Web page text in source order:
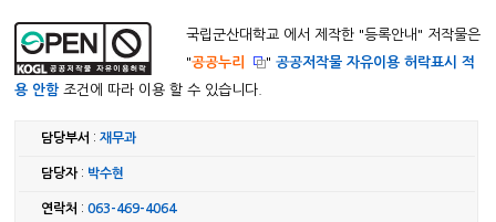
국립군산대학교 에서 제작한 "등록안내 " 저작물은
"공공누리 "공공저작물 자유이용 허락표시 적
용 안함조건에 따라 이용 할 수 있습니다.
담당부서 :재무과
담당자: 박수현
연락처 :063-469-4064